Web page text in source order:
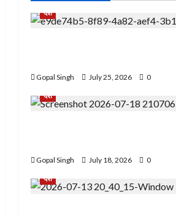
देश
Gopal Singh July 25, 2026
0
देश
Gopal Singh July 18, 2026
0
देश